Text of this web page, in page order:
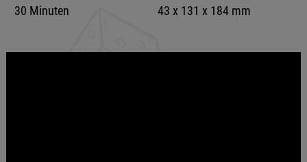
30 Minuten 43 x 131 x 184 mm